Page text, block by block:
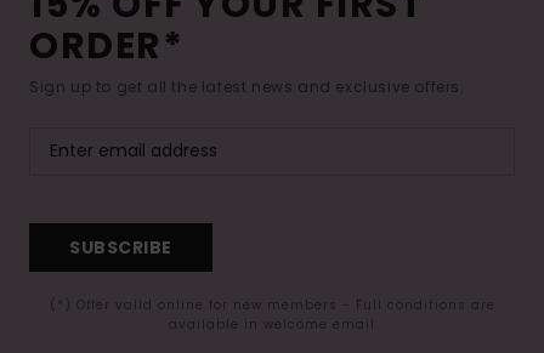
ORDER*
Sign up to get all the latest news and exclusive offers.
SUBSCRIBE
(*) Offer valid online for new members - Full conditions are
available in welcome email